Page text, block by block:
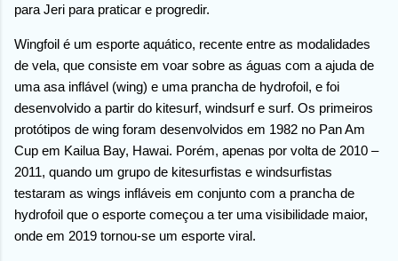
para Jeri para praticar e progredir.
Wingfoil é um esporte aquático, recente entre as modalidades
de vela, que consiste em voar sobre as águas com a ajuda de
uma asa inflável (wing) e uma prancha de hydrofoil, e foi
desenvolvido a partir do kitesurf, windsurf e surf. Os primeiros
protótipos de wing foram desenvolvidos em 1982 no Pan Am
Cup em Kailua Bay, Hawai. Porém, apenas por volta de 2010 –
2011, quando um grupo de kitesurfistas e windsurfistas
testaram as wings infláveis em conjunto com a prancha de
hydrofoil que o esporte começou a ter uma visibilidade maior,
onde em 2019 tornou-se um esporte viral.